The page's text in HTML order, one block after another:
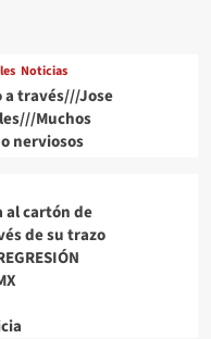
Noticias
a través///Jose
Muchos
nerviosos
al cartón de
de su trazo